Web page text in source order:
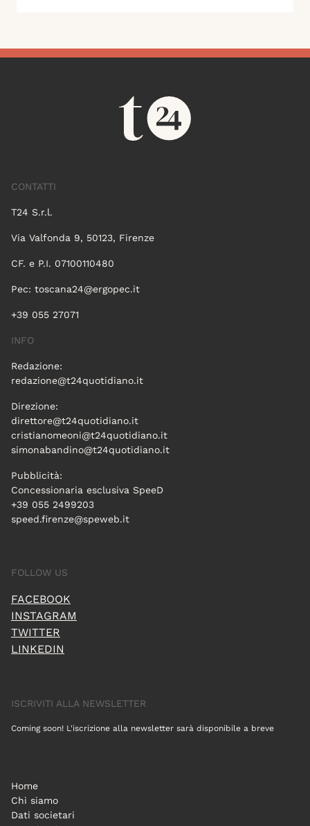
CONTATTI
T24 S.r.l.
Via Valfonda 9, 50123, Firenze
CF. e P.I. 07100110480
Pec: toscana24@ergopec.it
+39 055 27071
INFO
Redazione:
redazione@t24quotidiano.it
Direzione:
direttore@t24quotidiano.it
cristianomeoni@t24quotidiano.it
simonabandino@t24quotidiano.it
Pubblicità:
Concessionaria esclusiva SpeeD
+39 055 2499203
speed.firenze@speweb.it
FOLLOW US
FACEBOOK
INSTAGRAM
TWITTER
LINKEDIN
ISCRIVITI ALLA NEWSLETTER
Coming soon! L'iscrizione alla newsletter sarà disponibile a breve
Home
Chi siamo
Dati societari